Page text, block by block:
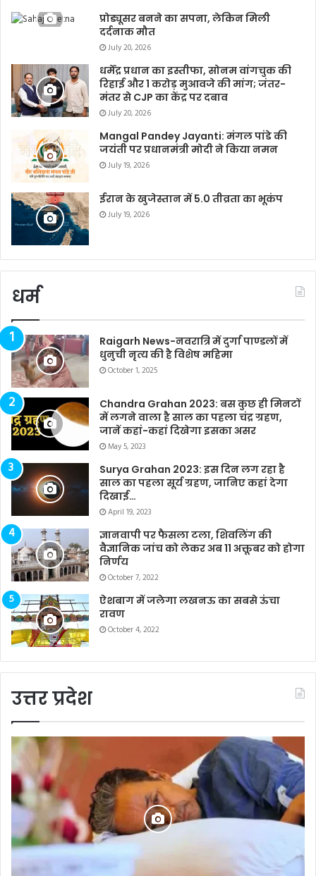
प्रोड्यूसर बनने का सपना, लेकिन मिली
दर्दनाक मौत
July 20, 2026
धर्मेंद्र प्रधान का इस्तीफा, सोनम वांगचुक की
रिहाई और 1 करोड़ मुआवजे की मांग; जंतर-
मंतर से CJP का केंद्र पर दबाव
July 20, 2026
Mangal Pandey Jayanti: मंगल पांडे की
जयंती पर प्रधानमंत्री मोदी ने किया नमन
July 19, 2026
ईरान के खुजेस्तान में 5.0 तीव्रता का भूकंप
July 19, 2026
धर्म
Raigarh News-नवरात्रि में दुर्गा पाण्डलों में
धुनुची नृत्य की है विशेष महिमा
October 1, 2025
Chandra Grahan 2023: बस कुछ ही मिनटों
में लगने वाला है साल का पहला चंद्र ग्रहण,
जानें कहां-कहां दिखेगा इसका असर
May 5, 2023
Surya Grahan 2023: इस दिन लग रहा है
साल का पहला सूर्य ग्रहण, जानिए कहां देगा
दिखाई…
April 19, 2023
ज्ञानवापी पर फैसला टला, शिवलिंग की
वैज्ञानिक जांच को लेकर अब 11 अक्तूबर को होगा
निर्णय
October 7, 2022
ऐशबाग में जलेगा लखनऊ का सबसे ऊंचा
रावण
October 4, 2022
उत्तर प्रदेश